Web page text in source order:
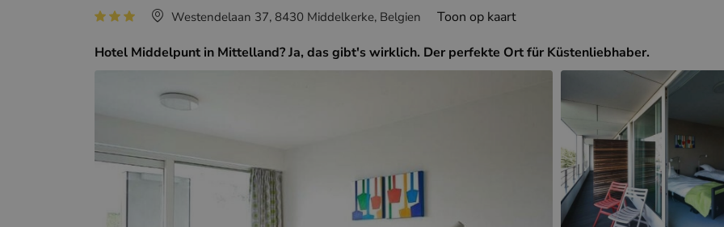
Westendelaan 37, 8430 Middelkerke, Belgien Toon op kaart
Hotel Middelpunt in Mittelland? Ja, das gibt's wirklich. Der perfekte Ort für Küstenliebhaber.